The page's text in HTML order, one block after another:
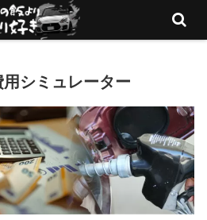
ットを走りまくるブログ
シミュレーター